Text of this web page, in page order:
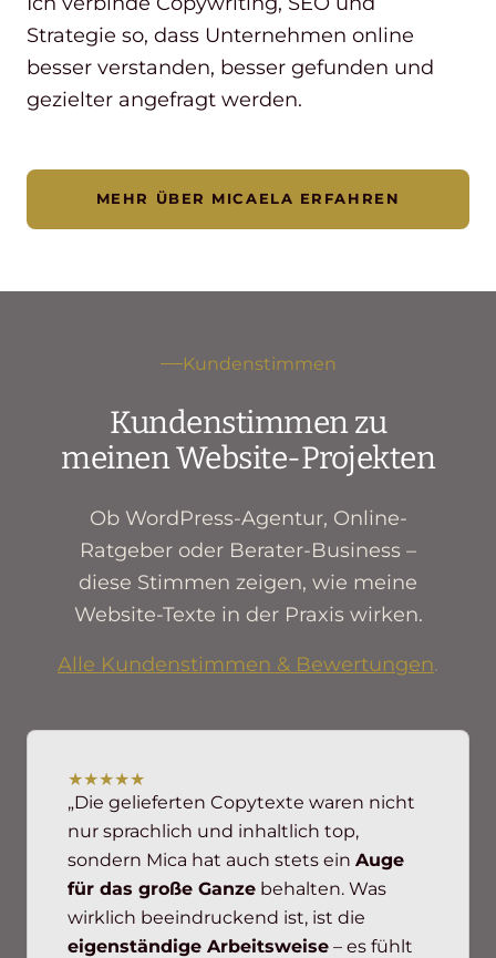
Strategie so, dass Unternehmen online
besser verstanden, besser gefunden und
gezielter angefragt werden.
MEHR ÜBER MICAELA ERFAHREN
Kundenstimmen
Kundenstimmen zu
meinen Website-Projekten
Ob WordPress-Agentur, Online-
Ratgeber oder Berater-Business –
diese Stimmen zeigen, wie meine
Website-Texte in der Praxis wirken.
Alle Kundenstimmen & Bewertungen.
★★★★★
„Die gelieferten Copytexte waren nicht
nur sprachlich und inhaltlich top,
sondern Mica hat auch stets ein Auge
für das große Ganze behalten. Was
wirklich beeindruckend ist, ist die
eigenständige Arbeitsweise – es fühlt